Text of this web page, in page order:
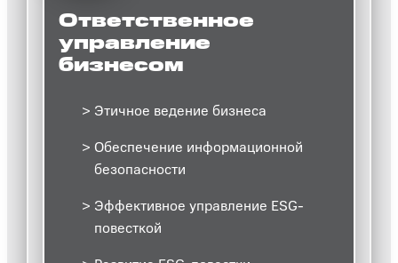
Ответственное
управление
бизнесом
Этичное ведение бизнеса
Обеспечение информационной
безопасности
Эффективное управление ESG-
повесткой